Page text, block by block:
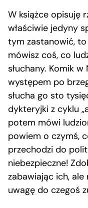
W książce opisuję
właściwie jedyny
tym zastanowić,
mówisz coś, co
słuchany. Komik
występem po
słucha go sto
dykteryjki z cyklu
potem mówi
powiem o czymś,
przechodzi do
niebezpieczne!
zabawiając ich,
uwagę do czegoś